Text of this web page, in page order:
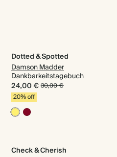
Dotted & Spotted
Damson Madder
Dankbarkeitstagebuch
24,00 €30,00 €
20% off
Check & Cherish